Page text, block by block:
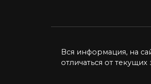
Вся информация, на
отличаться от